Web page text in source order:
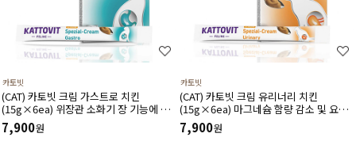
카토빗
(CAT) 카토빗 크림 가스트로 치킨
(15g×6ea) 위장관 소화기 장 기능에 도
움
7,900원
카토빗
(CAT) 카토빗 크림 유리너리 치킨
(15g×6ea) 마그네슘 함량 감소 및 요로
건강에 도움
7,900원